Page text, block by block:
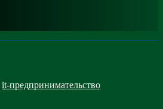
it-предпринимательство